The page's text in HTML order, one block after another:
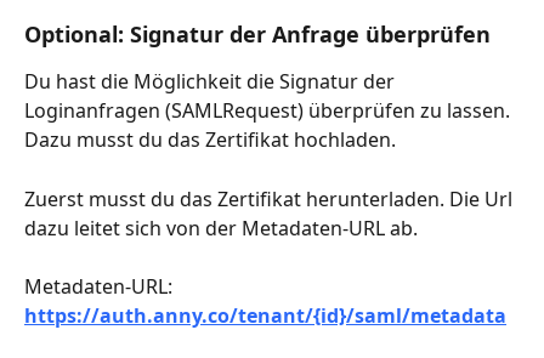
Optional: Signatur der Anfrage überprüfen
Du hast die Möglichkeit die Signatur der
Loginanfragen (SAMLRequest) überprüfen zu lassen.
Dazu musst du das Zertifikat hochladen.
Zuerst musst du das Zertifikat herunterladen. Die Url
dazu leitet sich von der Metadaten-URL ab.
Metadaten-URL:
https://auth.anny.co/tenant/{id}/saml/metadata